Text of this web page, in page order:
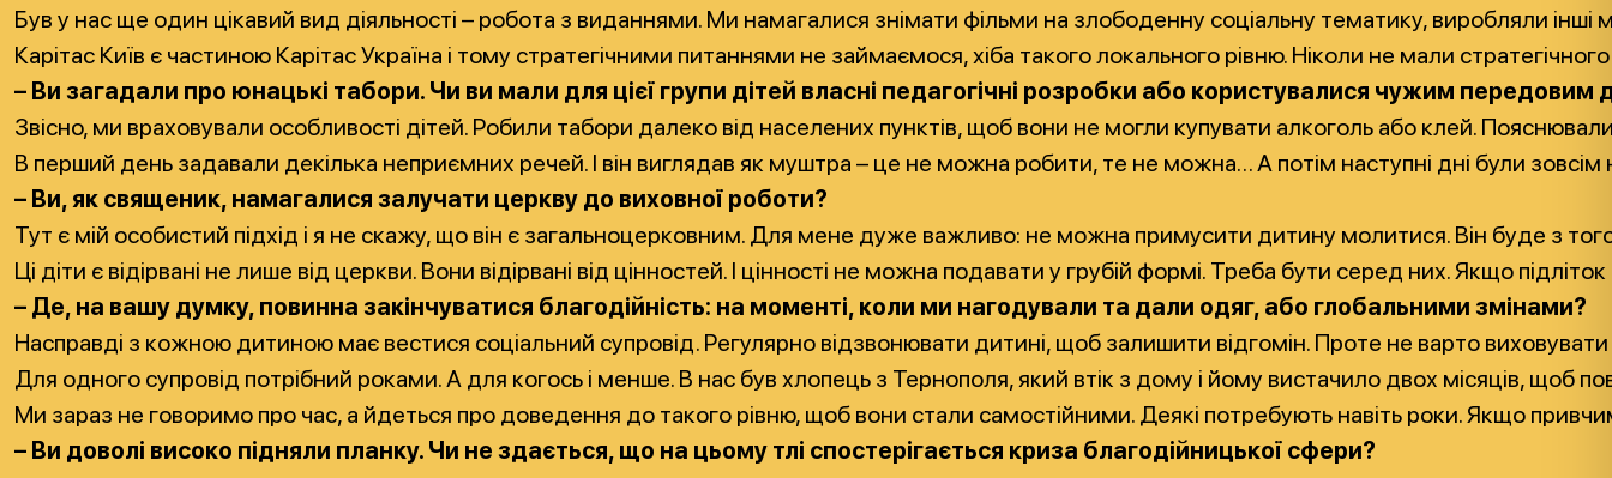
Був у нас ще один цікавий вид діяльності – робота з виданнями. Ми намагалися знімати фільми на злободенну соціальну тематику, виробляли інші
Карітас Київ є частиною Карітас Україна і тому стратегічними питаннями не займаємося, хіба такого локального рівню. Ніколи не мали
– Ви загадали про юнацькі табори. Чи ви мали для цієї групи дітей власні педагогічні розробки або користувалися чужим передовим
Звісно, ми враховували особливості дітей. Робили табори далеко від населених пунктів, щоб вони не могли купувати алкоголь або клей.
В перший день задавали декілька неприємних речей. І він виглядав як муштра – це не можна робити, те не можна… А потім наступні дні були
– Ви, як священик, намагалися залучати церкву до виховної роботи?
Тут є мій особистий підхід і я не скажу, що він є загальноцерковним. Для мене дуже важливо: не можна примусити дитину молитися. Він буде з
Ці діти є відірвані не лише від церкви. Вони відірвані від цінностей. І цінності не можна подавати у грубій формі. Треба бути серед них. Якщо
– Де, на вашу думку, повинна закінчуватися благодійність: на моменті, коли ми нагодували та дали одяг, або глобальними змінами?
Насправді з кожною дитиною має вестися соціальний супровід. Регулярно відзвонювати дитині, щоб залишити відгомін. Проте не варто
Для одного супровід потрібний роками. А для когось і менше. В нас був хлопець з Тернополя, який втік з дому і йому вистачило двох місяців, щоб
Ми зараз не говоримо про час, а йдеться про доведення до такого рівню, щоб вони стали самостійними. Деякі потребують навіть роки. Якщо
– Ви доволі високо підняли планку. Чи не здається, що на цьому тлі спостерігається криза благодійницької сфери?